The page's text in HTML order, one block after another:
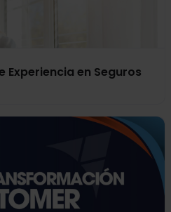
Experiencia en Seguros